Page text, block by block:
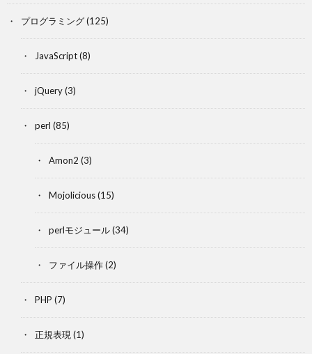
プログラミング(125)
JavaScript(8)
jQuery(3)
perl (85)
Amon2 (3)
Mojolicious(15)
perlモジュール(34)
ファイル操作(2)
PHP (7)
正規表現(1)